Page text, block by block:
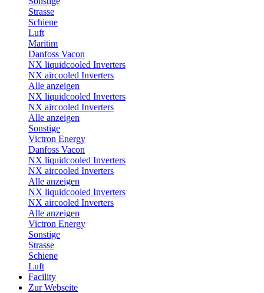
Strasse
Schiene
Luft
Maritim
Danfoss Vacon
NX liquidcooled Inverters
NX aircooled Inverters
Alle anzeigen
NX liquidcooled Inverters
NX aircooled Inverters
Alle anzeigen
Sonstige
Victron Energy
Danfoss Vacon
NX liquidcooled Inverters
NX aircooled Inverters
Alle anzeigen
NX liquidcooled Inverters
NX aircooled Inverters
Alle anzeigen
Victron Energy
Sonstige
Strasse
Schiene
Luft
Facility
Zur Webseite